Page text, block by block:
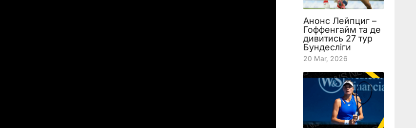
Анонс Лейпциг –
Гоффенгайм та де
дивитись 27 тур
Бундесліги
20 Mar, 2026